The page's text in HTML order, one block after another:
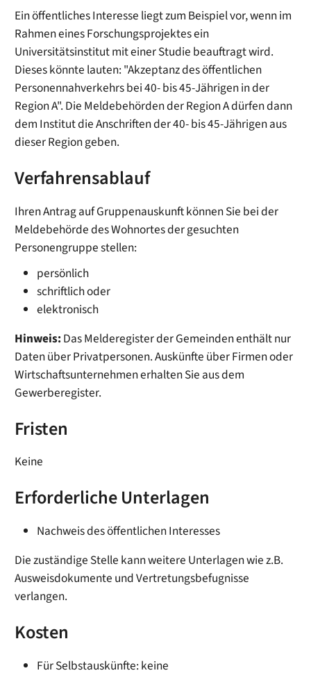
Ein öffentliches Interesse liegt zum Beispiel vor, wenn im
Rahmen eines Forschungsprojektes ein
Universitätsinstitut mit einer Studie beauftragt wird.
Dieses könnte lauten: "Akzeptanz des öffentlichen
Personennahverkehrs bei 40- bis 45-Jährigen in der
Region A". Die Meldebehörden der Region A dürfen dann
dem Institut die Anschriften der 40- bis 45-Jährigen aus
dieser Region geben.
Verfahrensablauf
Ihren Antrag auf Gruppenauskunft können Sie bei der
Meldebehörde des Wohnortes der gesuchten
Personengruppe stellen:
persönlich
schriftlich oder
elektronisch
Hinweis: Das Melderegister der Gemeinden enthält nur
Daten über Privatpersonen. Auskünfte über Firmen oder
Wirtschaftsunternehmen erhalten Sie aus dem
Gewerberegister.
Fristen
Keine
Erforderliche Unterlagen
Nachweis des öffentlichen Interesses
Die zuständige Stelle kann weitere Unterlagen wie z.B.
Ausweisdokumente und Vertretungsbefugnisse
verlangen.
Kosten
Für Selbstauskünfte: keine